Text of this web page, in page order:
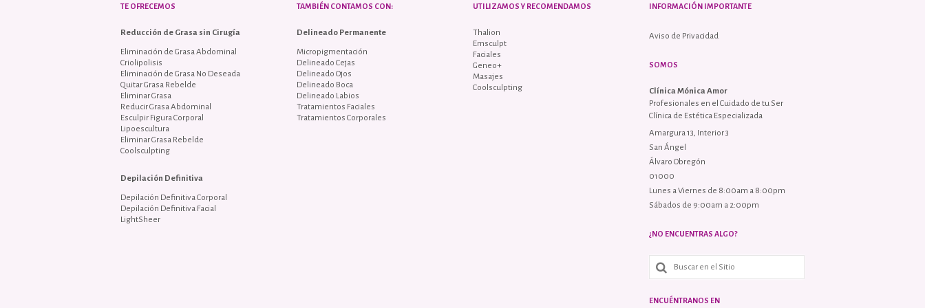
TE OFRECEMOS
Reducción de Grasa sin Cirugía
Eliminación de Grasa Abdominal
Criolipolisis
Eliminación de Grasa No Deseada
Quitar Grasa Rebelde
Eliminar Grasa
Reducir Grasa Abdominal
Esculpir Figura Corporal
Lipoescultura
Eliminar Grasa Rebelde
Coolsculpting
Depilación Definitiva
Depilación Definitiva Corporal
Depilación Definitiva Facial
LightSheer
TAMBIÉN CONTAMOS CON:
Delineado Permanente
Micropigmentación
Delineado Cejas
Delineado Ojos
Delineado Boca
Delineado Labios
Tratamientos Faciales
Tratamientos Corporales
UTILIZAMOS Y RECOMENDAMOS
Thalion
Emsculpt
Faciales
Geneo+
Masajes
Coolsculpting
INFORMACIÓN IMPORTANTE
Aviso de Privacidad
SOMOS
Clínica Mónica Amor
Profesionales en el Cuidado de tu Ser
Clínica de Estética Especializada
Amargura 13, Interior 3
San Ángel
Álvaro Obregón
01000
Lunes a Viernes de 8:00am a 8:00pm
Sábados de 9:00am a 2:00pm
¿NO ENCUENTRAS ALGO?
ENCUÉNTRANOS EN